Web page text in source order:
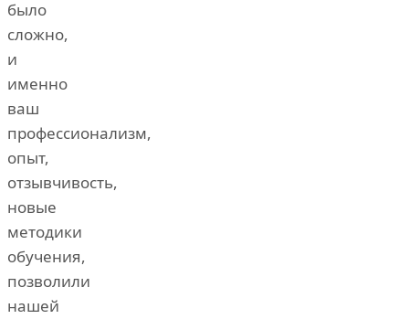
было
сложно,
и
именно
ваш
профессионализм,
опыт,
отзывчивость,
новые
методики
обучения,
позволили
нашей